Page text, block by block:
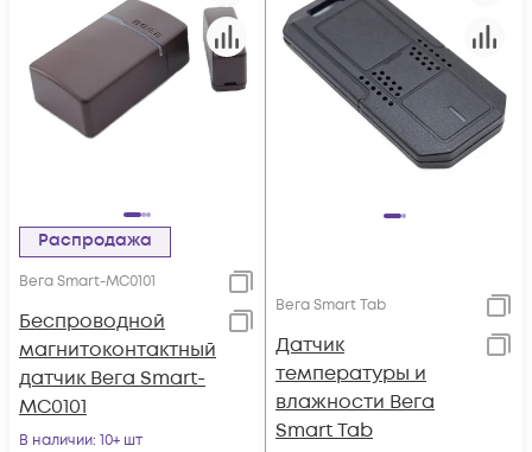
Распродажа
Вега Smart-MC0101
Беспроводной
магнитоконтактный
датчик Вега Smart-
MC0101
В наличии: 10+ шт
Вега Smart Tab
Датчик
температуры и
влажности Вега
Smart Tab